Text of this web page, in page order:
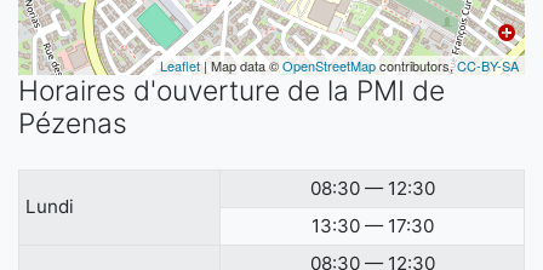
Leaflet| Map data ©OpenStreetMapcontributors,CC-BY-SA
Horaires d'ouverture de la PMI de
Pézenas
Lundi
08:30 — 12:30
13:30 — 17:30
08:30 — 12:30